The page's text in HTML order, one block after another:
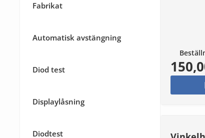
Fabrikat
Automatisk avstängning
Diod test
Displaylåsning
Diodtest